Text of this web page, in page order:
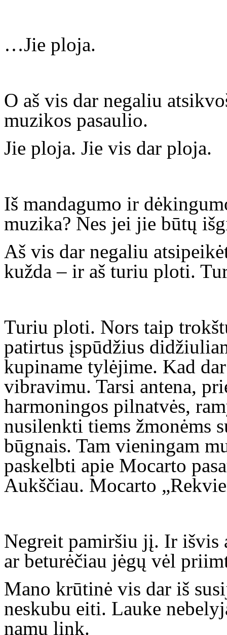
…Jie ploja.
O aš vis dar negaliu
muzikos pasaulio.
Jie ploja. Jie vis dar ploja.
Iš mandagumo ir
muzika? Nes jei jie būtų
Aš vis dar negaliu
kužda – ir aš turiu ploti.
Turiu ploti. Nors taip
patirtus įspūdžius
kupiname tylėjime. Kad
vibravimu. Tarsi antena,
harmoningos pilnatvės,
nusilenkti tiems žmonėms
būgnais. Tam vieningam
paskelbti apie Mocarto
Aukščiau. Mocarto
Negreit pamiršiu jį. Ir išvis
ar beturėčiau jėgų vėl
Mano krūtinė vis dar iš
neskubu eiti. Lauke
namų link.